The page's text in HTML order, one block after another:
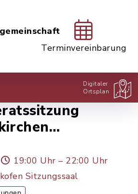
Terminvereinbarung
Digitaler
Ortsplan
19:00 Uhr – 22:00 Uhr
Sitzungssaal